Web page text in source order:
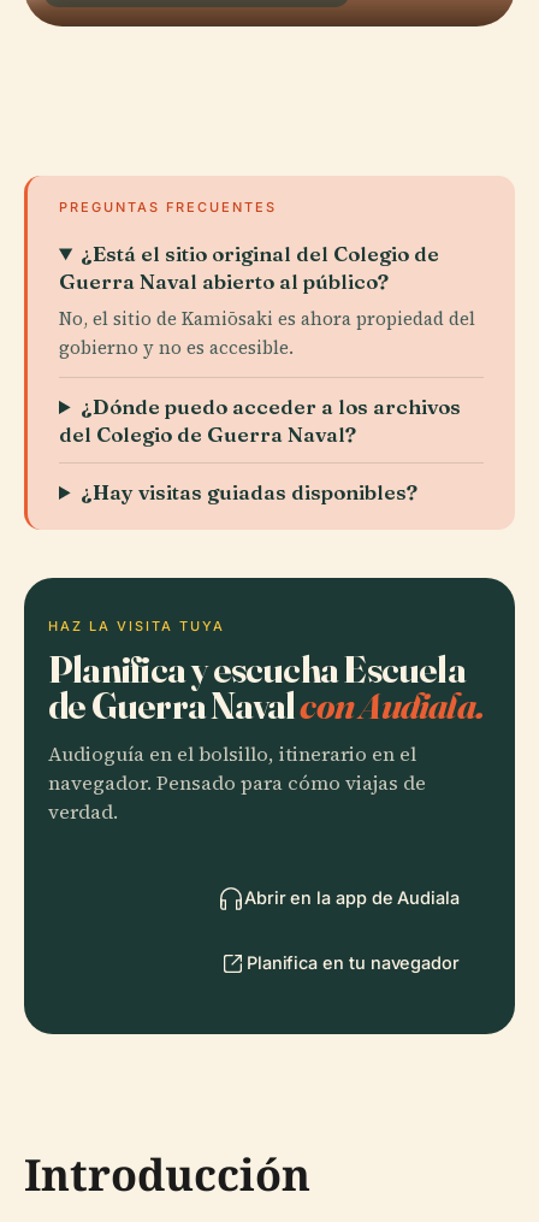
PREGUNTAS FRECUENTES
¿Está el sitio original del Colegio de
Guerra Naval abierto al público?
No, el sitio de Kamiōsaki es ahora propiedad del
gobierno y no es accesible.
¿Dónde puedo acceder a los archivos
del Colegio de Guerra Naval?
¿Hay visitas guiadas disponibles?
HAZ LA VISITA TUYA
Planifica y escucha Escuela
de Guerra Navalcon Audiala.
Audioguía en el bolsillo, itinerario en el
navegador. Pensado para cómo viajas de
verdad.
Abrir en la app de Audiala
Planifica en tu navegador
Introducción